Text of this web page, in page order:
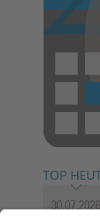
TOP
30.07.2026